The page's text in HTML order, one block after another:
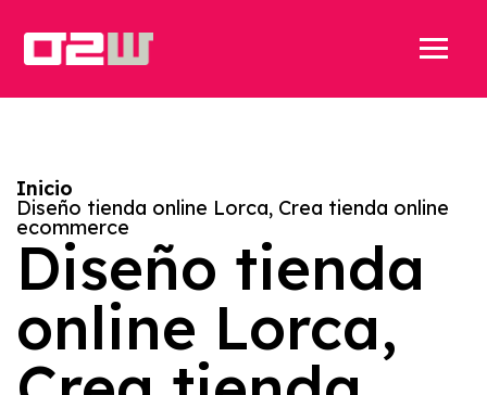
Inicio
Diseño tienda online Lorca, Crea tienda online
ecommerce
Diseño tienda
online Lorca,